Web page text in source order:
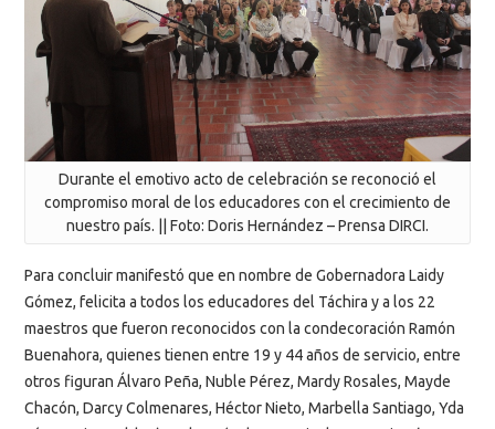
Durante el emotivo acto de celebración se reconoció el
compromiso moral de los educadores con el crecimiento de
nuestro país. || Foto: Doris Hernández – Prensa DIRCI.
Para concluir manifestó que en nombre de Gobernadora Laidy
Gómez, felicita a todos los educadores del Táchira y a los 22
maestros que fueron reconocidos con la condecoración Ramón
Buenahora, quienes tienen entre 19 y 44 años de servicio, entre
otros figuran Álvaro Peña, Nuble Pérez, Mardy Rosales, Mayde
Chacón, Darcy Colmenares, Héctor Nieto, Marbella Santiago, Yda